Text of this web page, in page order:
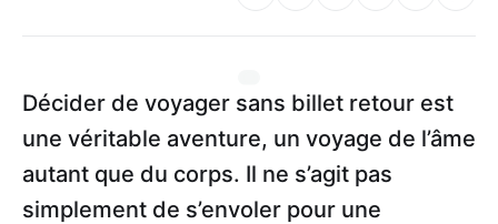
Décider de voyager sans billet retour est
une véritable aventure, un voyage de l’âme
autant que du corps. Il ne s’agit pas
simplement de s’envoler pour une